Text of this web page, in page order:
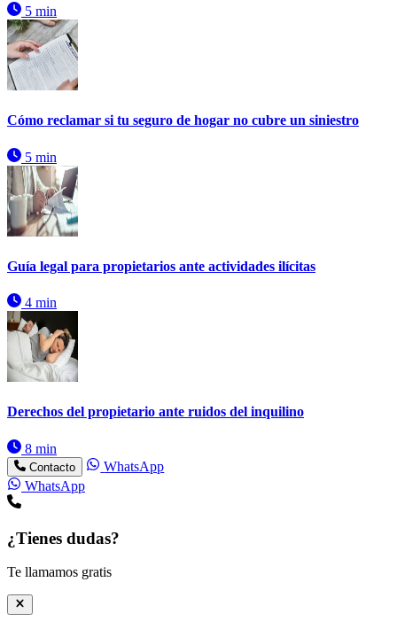
5 min
Cómo reclamar si tu seguro de hogar no cubre un siniestro
5 min
Guía legal para propietarios ante actividades ilícitas
4 min
Derechos del propietario ante ruidos del inquilino
8 min
Contacto
WhatsApp
WhatsApp
¿Tienes dudas?
Te llamamos gratis